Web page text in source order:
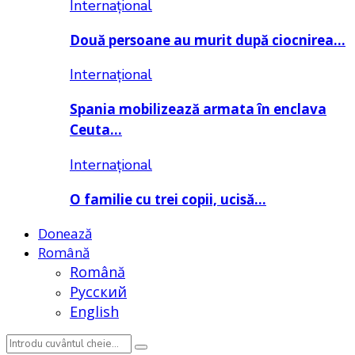
Internațional
Două persoane au murit după ciocnirea…
Internațional
Spania mobilizează armata în enclava
Ceuta…
Internațional
O familie cu trei copii, ucisă…
Donează
Română
Română
Русский
English
Search